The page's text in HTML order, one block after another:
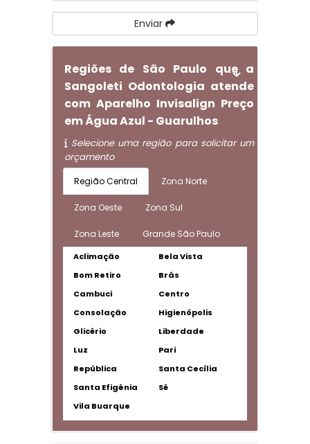
Enviar
Regiões de São Paulo que a
Sangoleti Odontologia atende
com Aparelho Invisalign Preço
em Água Azul - Guarulhos
Selecione uma região para solicitar um
orçamento
Região Central Zona Norte
Zona Oeste Zona Sul
Zona Leste Grande São Paulo
Aclimação
Bela Vista
Bom Retiro
Brás
Cambuci
Centro
Consolação
Higienópolis
Glicério
Liberdade
Luz
Pari
República
Santa Cecília
Santa Efigênia
Sé
Vila Buarque